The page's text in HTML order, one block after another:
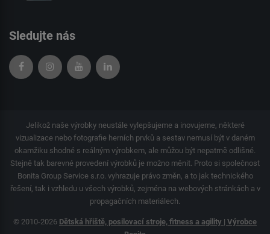
Sledujte nás
Jelikož naše výrobky neustále vylepšujeme a inovujeme, některé
vizualizace nebo fotografie herních prvků a sestav nemusí být v daném
okamžiku shodné s reálným výrobkem, ale můžou být nepatrně odlišné.
Stejně tak barevné provedení výrobků je možno měnit. Proto si společnost
Bonita Group Service s.r.o. vyhrazuje právo změn, a to jak technického
řešení, tak i vzhledu u všech výrobků, zejména na webových stránkách a v
propagačních materiálech.
© 2010-2026 Dětská hřiště, posilovací stroje, fitness a agility | Výrobce